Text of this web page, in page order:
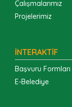
Çalışmalarımız
Projelerimiz
İNTERAKTİF
Başvuru Formları
E-Belediye